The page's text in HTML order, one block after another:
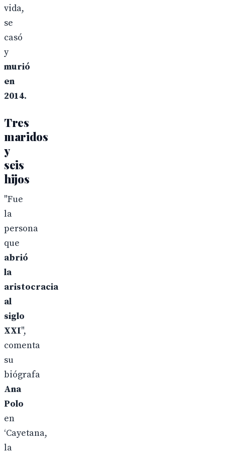
vida,
se
casó
y
murió
en
2014.
Tres
maridos
y
seis
hijos
"Fue
la
persona
que
abrió
la
aristocracia
al
siglo
XXI",
comenta
su
biógrafa
Ana
Polo
en
‘Cayetana,
la